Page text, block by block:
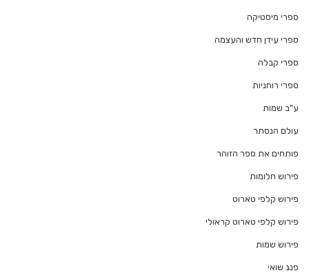
ספרי מיסטיקה
ספרי עידן חדש והעצמה
ספרי קבלה
ספרי רוחניות
ע"ב שמות
עולם הנסתר
פותחים את ספר הזוהר
פירוש חלומות
פירוש קלפי טארוט
פירוש קלפי טארוט קראולי
פירוש שמות
פנג שואי